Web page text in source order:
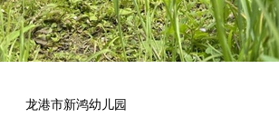
龙港市新鸿幼儿园